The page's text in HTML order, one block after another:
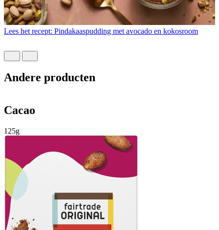
Lees het recept: Pindakaaspudding met avocado en kokosroom
Andere producten
Cacao
125g